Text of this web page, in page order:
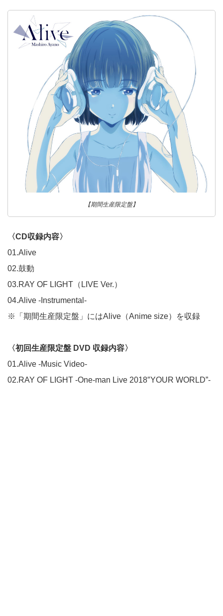
【期間生産限定盤】
〈CD収録内容〉
01.Alive
02.鼓動
03.RAY OF LIGHT（LIVE Ver.）
04.Alive -Instrumental-
※「期間生産限定盤」にはAlive（Anime size）を収録
〈初回生産限定盤 DVD 収録内容〉
01.Alive -Music Video-
02.RAY OF LIGHT -One-man Live 2018″YOUR WORLD”-